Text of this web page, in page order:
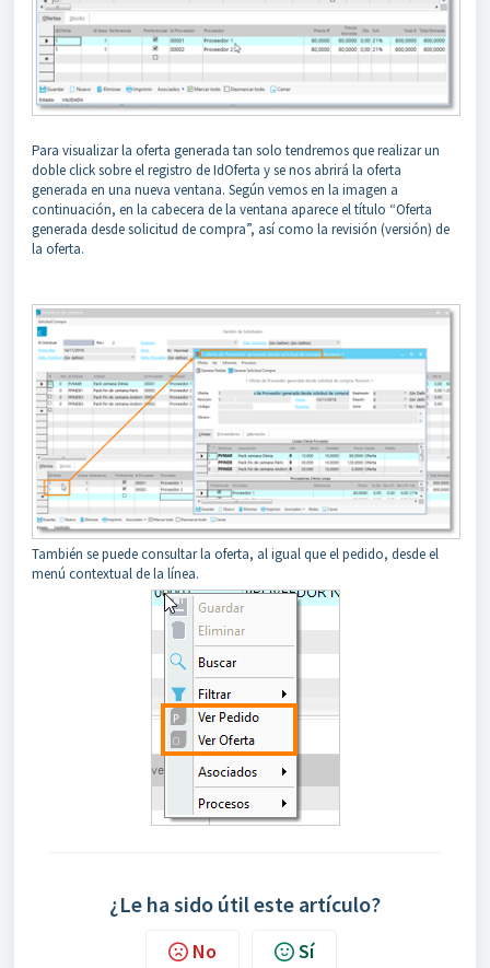
Para visualizar la oferta generada tan solo tendremos que realizar un
doble click sobre el registro de IdOferta y se nos abrirá la oferta
generada en una nueva ventana. Según vemos en la imagen a
continuación, en la cabecera de la ventana aparece el título “Oferta
generada desde solicitud de compra”, así como la revisión (versión) de
la oferta.
También se puede consultar la oferta, al igual que el pedido, desde el
menú contextual de la línea.
¿Le ha sido útil este artículo?
No Sí